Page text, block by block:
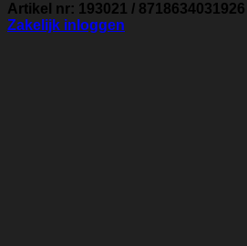
Artikel nr: 193021 / 8718634031926
Zakelijk inloggen